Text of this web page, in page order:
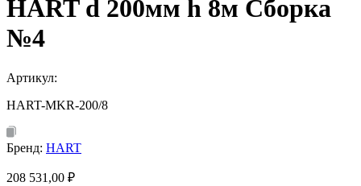
HART d 200мм h 8м Сборка
№4
Артикул:
HART-MKR-200/8
Бренд: HART
208 531,00 ₽